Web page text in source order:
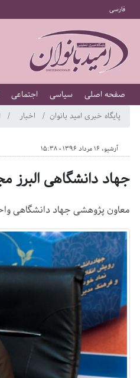
فارسی
صفحه اصلی سیاسی اجتماعی
پایگاه خبری امید بانوان اخبار
آرشیو، 16 مرداد 1396 - 15:38
جهاد دانشگاهی
معاون پژوهشی جهاد دانشگاهی